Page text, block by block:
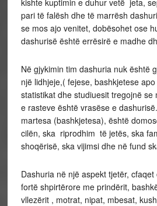
kishte kuptimin e duhur vetë jeta,
pari të falësh dhe të marrësh
se mos ajo venitet, dobësohet ose
dashurisë është errësirë e madhe
Në gjykimin tim dashuria nuk është
një lidhjeje,( fejese, bashkjetese
statistikat dhe studiuesit tregojnë se
e rasteve është vrasëse e
martesa (bashkjetesa), është
cilën, ska riprodhim të jetës, ska
shoqërisë, ska vijimsi dhe në fund
Dashuria në një aspekt tjetër,
fortë shpirtërore me prindërit,
vllezërit , motrat, nipat, mbesat,